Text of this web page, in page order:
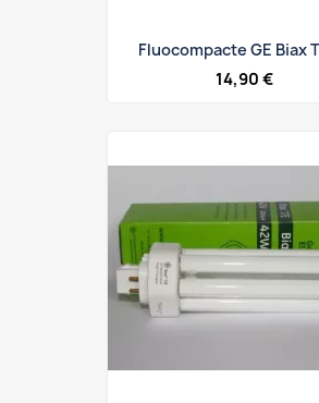
Fluocompacte GE Biax
14,90 €